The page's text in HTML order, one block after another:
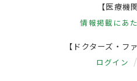
【医療機
情報掲載にあ
【ドクターズ・フ
ログイン